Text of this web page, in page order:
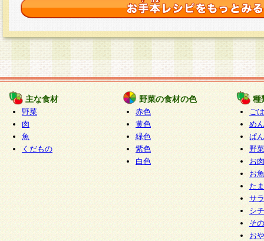
主な食材
野菜
肉
魚
くだもの
野菜の食材の色
赤色
黄色
緑色
紫色
白色
種
ご
めん
ぱん
野
お
お
た
サ
シ
そ
お